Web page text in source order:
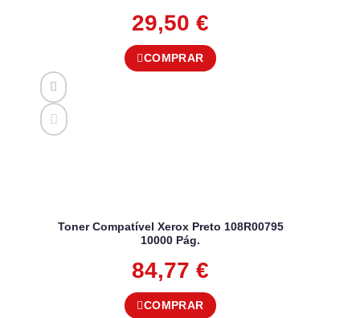
29,50 €
COMPRAR
Toner Compatível Xerox Preto 108R00795
10000 Pág.
84,77 €
COMPRAR